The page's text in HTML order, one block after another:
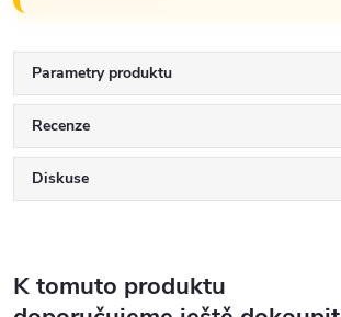
Parametry produktu
Recenze
Diskuse
K tomuto produktu